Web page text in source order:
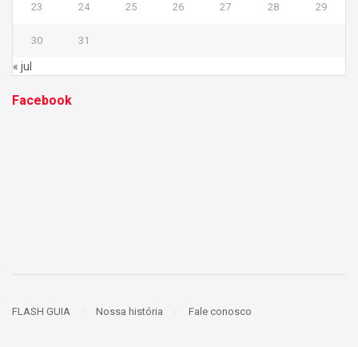
23 24 25 26 27 28 29
30 31
« jul
Facebook
FLASH GUIA Nossa história Fale conosco